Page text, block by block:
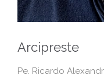
Arcipreste
Pe. Ricardo